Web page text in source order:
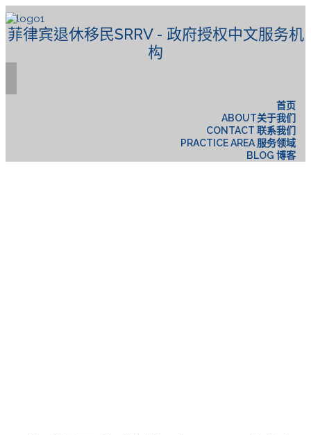
菲律宾退休移民SRRV - 政府授权中文服务机
构
首页
ABOUT关于我们
CONTACT 联系我们
PRACTICE AREA 服务领域
BLOG 博客